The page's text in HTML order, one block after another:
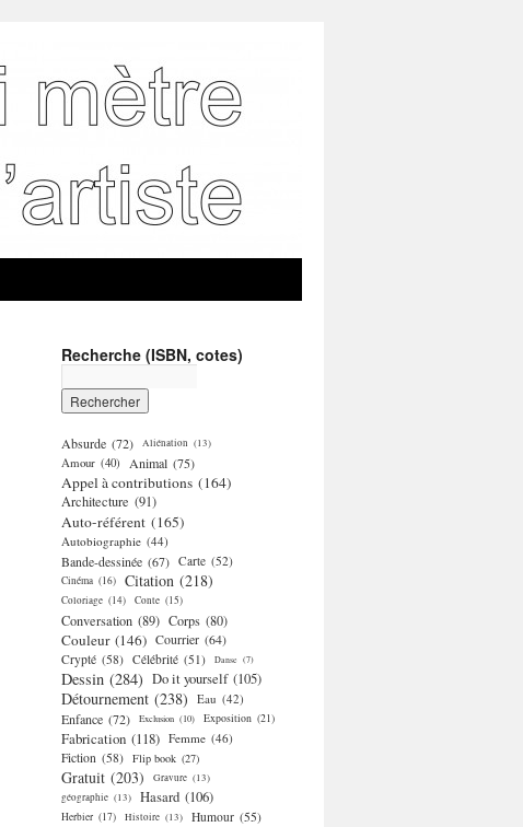
Recherche (ISBN, cotes)
Absurde (72) Aliénation (13)
Amour (40) Animal (75)
Appel à contributions (164)
Architecture (91)
Auto-référent (165)
Autobiographie (44)
Bande-dessinée (67) Carte (52)
Cinéma (16) Citation (218)
Coloriage (14) Conte (15)
Conversation (89) Corps (80)
Couleur (146) Courrier (64)
Crypté (58) Célébrité (51) Danse (7)
Dessin (284) Do it yourself (105)
Détournement (238) Eau (42)
Enfance (72) Exclusion (10) Exposition (21)
Fabrication (118) Femme (46)
Fiction (58) Flip book (27)
Gratuit (203) Gravure (13)
géographie (13) Hasard (106)
Herbier (17) Histoire (13) Humour (55)